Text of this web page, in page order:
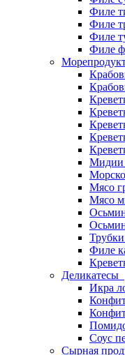
Филе
Филе
Филе
Филе
Мидии
Мясо
Мясо
Филе
Деликатесы
Икра
Соус
Сырная